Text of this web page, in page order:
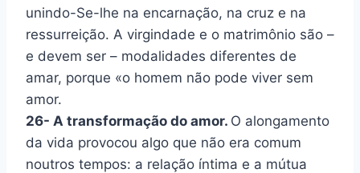
unindo-Se-lhe na encarnação, na cruz e na
ressurreição. A virgindade e o matrimônio são –
e devem ser – modalidades diferentes de
amar, porque «o homem não pode viver sem
amor.
26- A transformação do amor. O alongamento
da vida provocou algo que não era comum
noutros tempos: a relação íntima e a mútua